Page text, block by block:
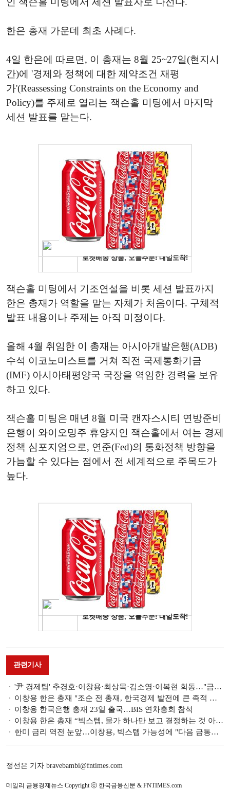
한은 총재 가운데 최초 사례다.
4일 한은에 따르면, 이 총재는 8월 25~27일(현지시
간)에 '경제와 정책에 대한 제약조건 재평
가'(Reassessing Constraints on the Economy and
Policy)를 주제로 열리는 잭슨홀 미팅에서 마지막
세션 발표를 맡는다.
잭슨홀 미팅에서 기조연설을 비롯 세션 발표까지
한은 총재가 역할을 맡는 자체가 처음이다. 구체적
발표 내용이나 주제는 아직 미정이다.
올해 4월 취임한 이 총재는 아시아개발은행(ADB)
수석 이코노미스트를 거쳐 직전 국제통화기금
(IMF) 아시아태평양국 국장을 역임한 경력을 보유
하고 있다.
잭슨홀 미팅은 매년 8월 미국 캔자스시티 연방준비
은행이 와이오밍주 휴양지인 잭슨홀에서 여는 경제
정책 심포지엄으로, 연준(Fed)의 통화정책 방향을
가늠할 수 있다는 점에서 전 세계적으로 주목도가
높다.
관련기사
'尹 경제팀' 추경호·이창용·최상목·김소영·이복현 회동…"금리상승기 리스크 요인 선제 대응"
이창용 한은 총재 "조순 전 총재, 한국경제 발전에 큰 족적 남긴 분"
이창용 한국은행 총재 23일 출국…BIS 연차총회 참석
이창용 한은 총재 “빅스텝, 물가 하나만 보고 결정하는 것 아냐”
한미 금리 역전 눈앞…이창용, 빅스텝 가능성에 "다음 금통위까지 시장반응 보고 결정할 문제"
정선은 기자 bravebambi@fntimes.com
데일리 금융경제뉴스 Copyright ⓒ 한국금융신문 & FNTIMES.com